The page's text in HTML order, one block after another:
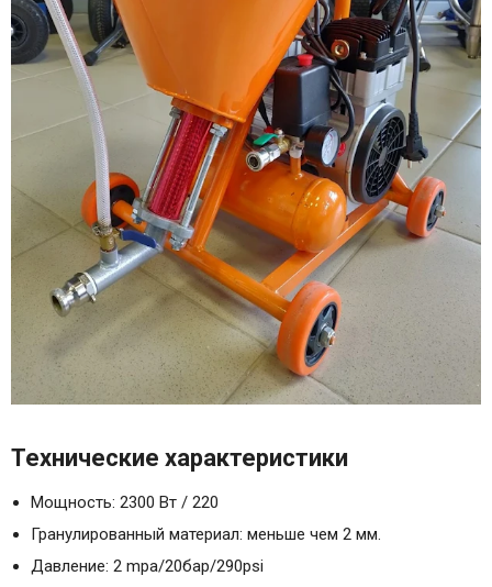
Технические характеристики
Мощность: 2300 Вт / 220
Гранулированный материал: меньше чем 2 мм.
Давление: 2 mpa/20бар/290psi